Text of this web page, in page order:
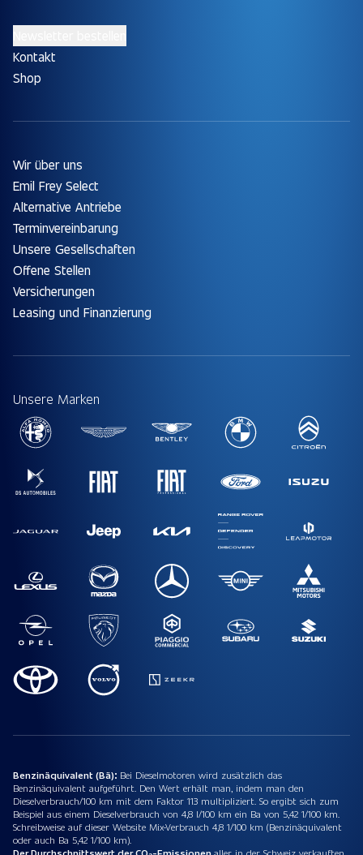
Kontakt
Shop
Wir über uns
Emil Frey Select
Alternative Antriebe
Terminvereinbarung
Unsere Gesellschaften
Offene Stellen
Versicherungen
Leasing und Finanzierung
Unsere Marken
Benzinäquivalent (Bä): Bei Dieselmotoren wird zusätzlich das
Benzinäquivalent aufgeführt. Den Wert erhält man, indem man den
Dieselverbrauch/100 km mit dem Faktor 113 multipliziert. So ergibt sich zum
Beispiel aus einem Dieselverbrauch von 4,8 l/100 km ein Ba von 5,42 1/100 km.
Schreibweise auf dieser Website Mix-Verbrauch 4,8 1/100 km (Benzinäquivalent
oder auch Ba 5,42 1/100 km).
Der Durchschnittswert der CO₂-Emissionenaller in der Schweiz verkauften